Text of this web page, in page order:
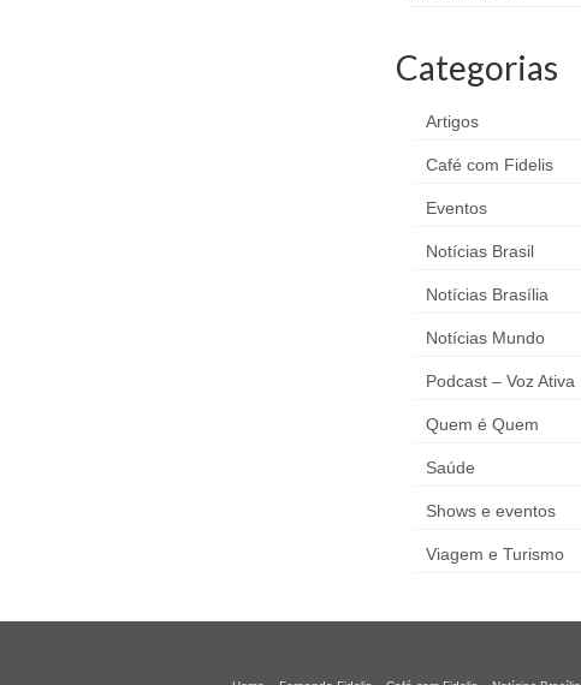
Categorias
Artigos
Café com Fidelis
Eventos
Notícias Brasil
Notícias Brasília
Notícias Mundo
Podcast – Voz Ativa
Quem é Quem
Saúde
Shows e eventos
Viagem e Turismo